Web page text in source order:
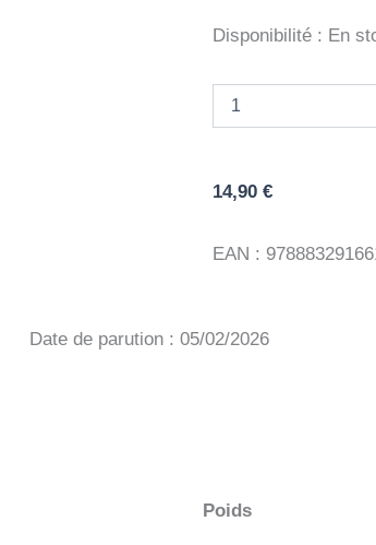
Disponibilité : En
MAGIQUE
DE
-
ET
14,90 €
EAN :
Date de parution : 05/02/2026
Poids